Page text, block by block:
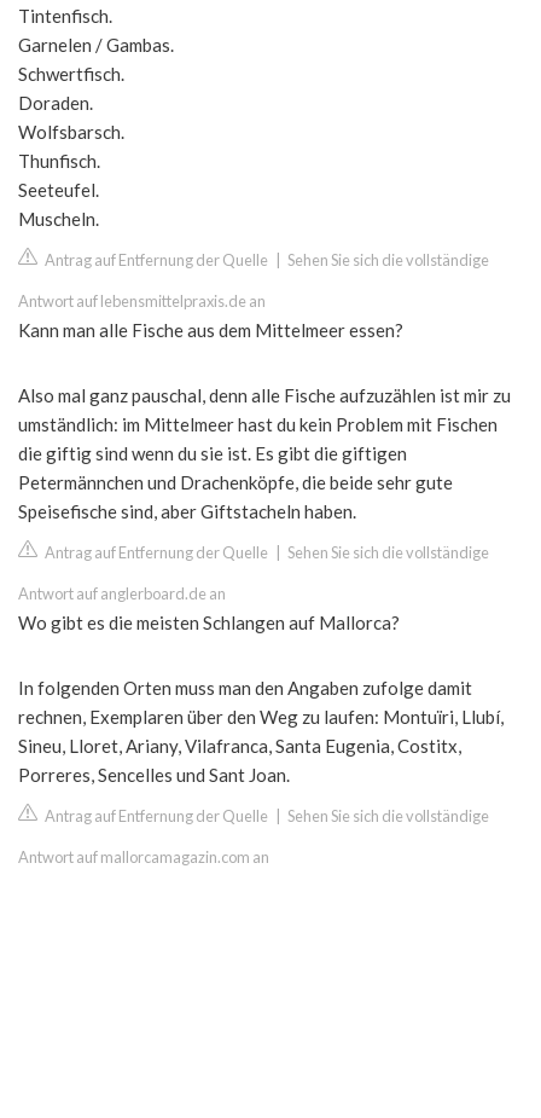
Tintenfisch.
Garnelen / Gambas.
Schwertfisch.
Doraden.
Wolfsbarsch.
Thunfisch.
Seeteufel.
Muscheln.
Antrag auf Entfernung der Quelle Sehen Sie sich die vollständige
Antwort auf lebensmittelpraxis.de an
Kann man alle Fische aus dem Mittelmeer essen?
Also mal ganz pauschal, denn alle Fische aufzuzählen ist mir zu
umständlich: im Mittelmeer hast du kein Problem mit Fischen
die giftig sind wenn du sie ist. Es gibt die giftigen
Petermännchen und Drachenköpfe, die beide sehr gute
Speisefische sind, aber Giftstacheln haben.
Antrag auf Entfernung der Quelle Sehen Sie sich die vollständige
Antwort auf anglerboard.de an
Wo gibt es die meisten Schlangen auf Mallorca?
In folgenden Orten muss man den Angaben zufolge damit
rechnen, Exemplaren über den Weg zu laufen: Montuïri, Llubí,
Sineu, Lloret, Ariany, Vilafranca, Santa Eugenia, Costitx,
Porreres, Sencelles und Sant Joan.
Antrag auf Entfernung der Quelle Sehen Sie sich die vollständige
Antwort auf mallorcamagazin.com an